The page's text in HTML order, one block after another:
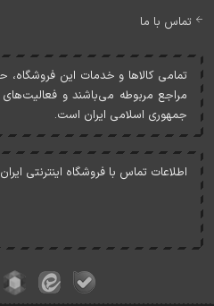
تماس با ما
تمامی کالاها و خدمات اين
مراجع مربوطه می‌باشند و
جمهوری اسلامی ايران است.
اطلاعات تماس با فروشگاه اینترنتی